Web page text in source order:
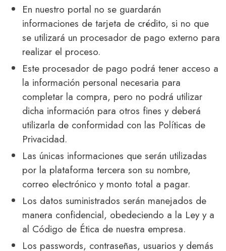
En nuestro portal no se guardarán
informaciones de tarjeta de crédito, si no que
se utilizará un procesador de pago externo para
realizar el proceso.
Este procesador de pago podrá tener acceso a
la información personal necesaria para
completar la compra, pero no podrá utilizar
dicha información para otros fines y deberá
utilizarla de conformidad con las Políticas de
Privacidad.
Las únicas informaciones que serán utilizadas
por la plataforma tercera son su nombre,
correo electrónico y monto total a pagar.
Los datos suministrados serán manejados de
manera confidencial, obedeciendo a la Ley y a
al Código de Ética de nuestra empresa.
Los passwords, contraseñas, usuarios y demás